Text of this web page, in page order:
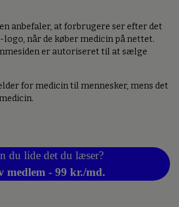
anbefaler, at forbrugere ser efter det
når de køber medicin på nettet.
er autoriseret til at sælge
for medicin til mennesker, mens det
du lide det du læser?
medlem - 99 kr./md.